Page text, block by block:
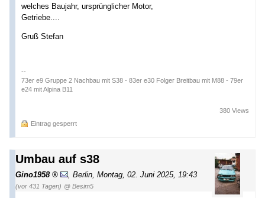
welches Baujahr, ursprünglicher Motor,
Getriebe....
Gruß Stefan
--
73er e9 Gruppe 2 Nachbau mit S38 - 83er e30 Folger Breitbau mit M88 - 79er
e24 mit Alpina B11
Eintrag gesperrt
380 Views
Umbau auf s38
Gino1958 , Berlin, Montag, 02. Juni 2025, 19:43
(vor 431 Tagen) @ Besim5